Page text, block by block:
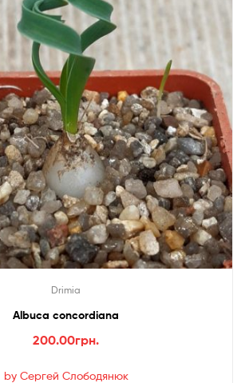
Drimia
Albuca concordiana
200.00грн.
by Сергей Слободянюк